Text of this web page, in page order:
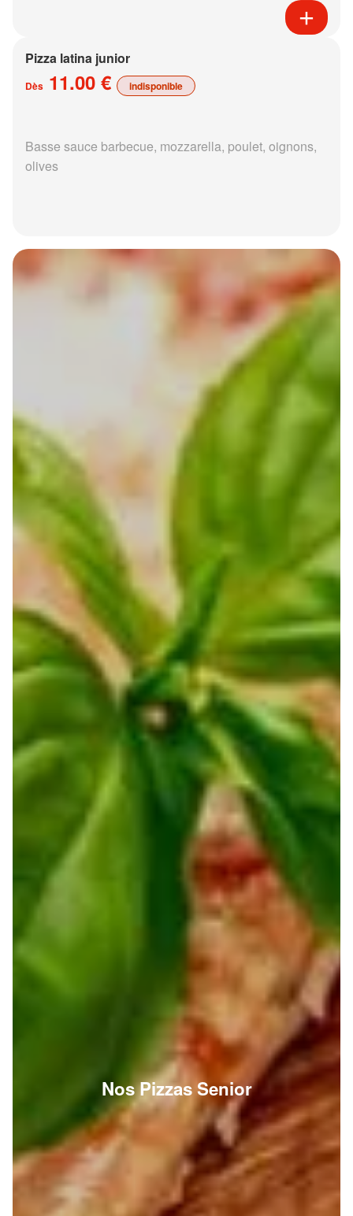
Pizza latina junior
Dès 11.00 € indisponible
Basse sauce barbecue, mozzarella, poulet, oignons,
olives
Nos Pizzas Senior